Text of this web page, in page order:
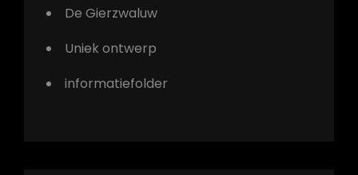
De Gierzwaluw
Uniek ontwerp
informatiefolder